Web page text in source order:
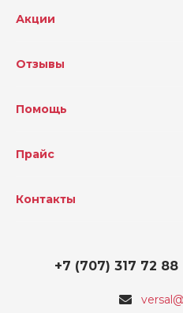
Акции
Отзывы
Помощь
Прайс
Контакты
+7 (707) 317 72 88